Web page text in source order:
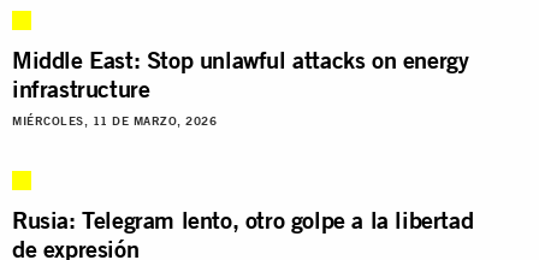
Middle East: Stop unlawful attacks on energy
infrastructure
MIÉRCOLES, 11 DE MARZO, 2026
Rusia: Telegram lento, otro golpe a la libertad
de expresión